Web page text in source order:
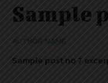
Sample
AUTHOR NAME
Sample post no 7